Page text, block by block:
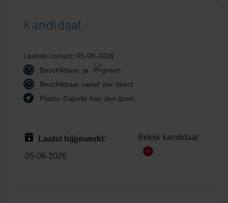
Kandidaat
Laatste contact: 05-08-2026
Beschikbaar: ja
Beschikbaar vanaf: per direct
Plaats: Capelle Aan den ijssel
Laatst bijgewerkt:
05-08-2026
Bekijk kandidaat